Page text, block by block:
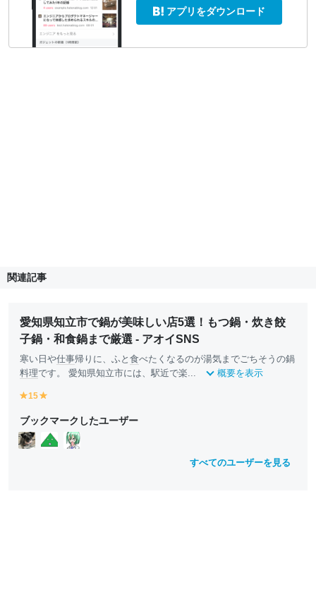
アプリをダウンロード
関連記事
愛知県知立市で鍋が美味しい店5選！もつ鍋・炊き餃
子鍋・和食鍋まで厳選 - アオイSNS
寒い日や仕事帰りに、ふと 食べたくなるのが湯気までごちそうの鍋
料理です。 愛知県知立市には、駅近で楽... 概要を表示
y
ll
o
w
15
ll
o
w
ブックマークしたユーザー
すべてのユーザーを見る